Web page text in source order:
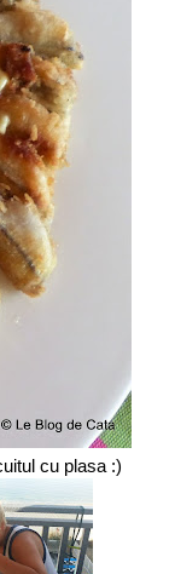
cu plasa :)